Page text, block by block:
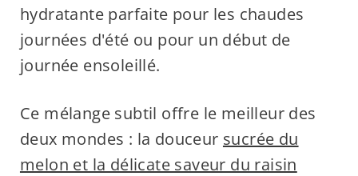
hydratante parfaite pour les chaudes
journées d'été ou pour un début de
journée ensoleillé.
Ce mélange subtil offre le meilleur des
deux mondes : la douceur sucrée du
melon et la délicate saveur du raisin